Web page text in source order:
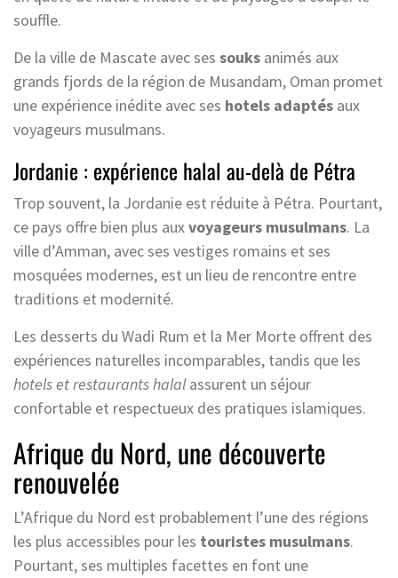
souffle.
De la ville de Mascate avec ses souks animés aux
grands fjords de la région de Musandam, Oman promet
une expérience inédite avec ses hotels adaptés aux
voyageurs musulmans.
Jordanie : expérience halal au-delà de Pétra
Trop souvent, la Jordanie est réduite à Pétra. Pourtant,
ce pays offre bien plus auxvoyageurs musulmans. La
ville d’Amman, avec ses vestiges romains et ses
mosquées modernes, est un lieu de rencontre entre
traditions et modernité.
Les desserts du Wadi Rum et la Mer Morte offrent des
expériences naturelles incomparables, tandis que les
hotels et restaurants halalassurent un séjour
confortable et respectueux des pratiques islamiques.
Afrique du Nord, une découverte
renouvelée
L’Afrique du Nord est probablement l’une des régions
les plus accessibles pour les touristes musulmans.
Pourtant, ses multiples facettes en font une